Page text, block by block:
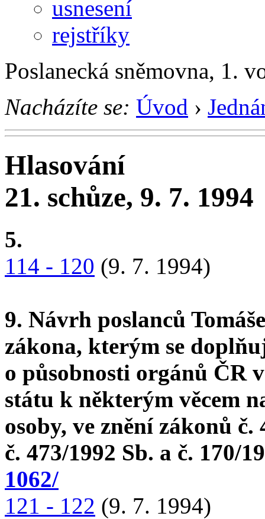
usnesení
rejstříky
Poslanecká sněmovna, 1.
Nacházíte se: Úvod ›
Hlasování
21. schůze, 9. 7. 1994
5.
114 - 120 (9. 7. 1994)
9. Návrh poslanců
zákona, kterým se
o působnosti orgánů ČR
státu k některým věcem
osoby, ve znění zákonů č.
č. 473/1992 Sb. a č. 170/
1062/
121 - 122 (9. 7. 1994)